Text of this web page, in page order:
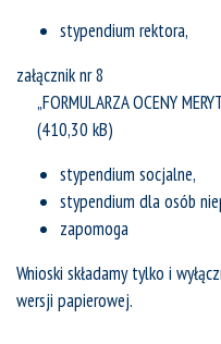
stypendium rektora,
załącznik nr 8
„FORMULARZA OCENY
stypendium socjalne,
stypendium dla osób
zapomoga
Wnioski składamy tylko i
wersji papierowej.